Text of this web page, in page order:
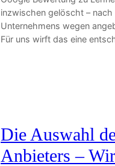
inzwischen gelöscht –
Unternehmens wegen
Für uns wirft das eine
Die Auswahl
Anbieters –